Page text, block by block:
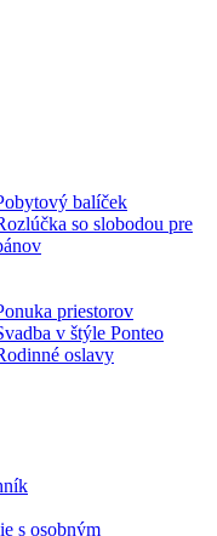
balíček
so slobodou pre
priestorov
v štýle Ponteo
oslavy
s osobným